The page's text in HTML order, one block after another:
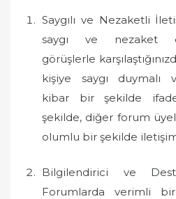
Saygılı ve Nezaketli
saygı ve nezaket
görüşlerle
kişiye saygı duymalı
kibar bir şekilde
şekilde, diğer forum
olumlu bir şekilde
Bilgilendirici ve
Forumlarda verimli